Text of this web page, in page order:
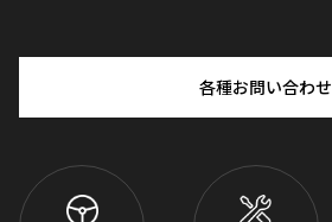
各種お問い合わせ